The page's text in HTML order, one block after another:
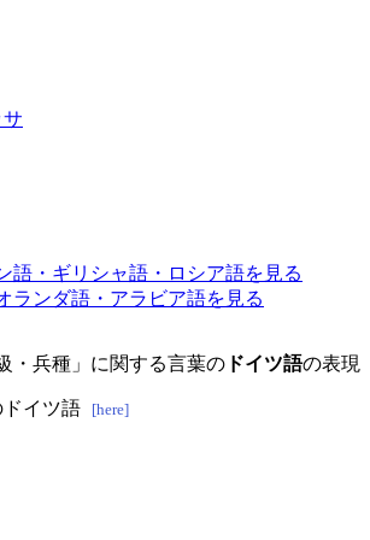
語・ギリシャ語・ロシア語を見る
ランダ語・アラビア語を見る
・兵種」に関する言葉の ドイツ語の表現
イツ語 [here]